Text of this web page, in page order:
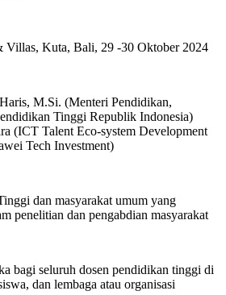
Kuta, Bali, 29 -30 Oktober 2024
M.Si. (Menteri Pendidikan,
Tinggi Republik Indonesia)
(ICT Talent Eco-system Development
Tech Investment)
dan masyarakat umum yang
penelitian dan pengabdian masyarakat
bagi seluruh dosen pendidikan tinggi di
dan lembaga atau organisasi